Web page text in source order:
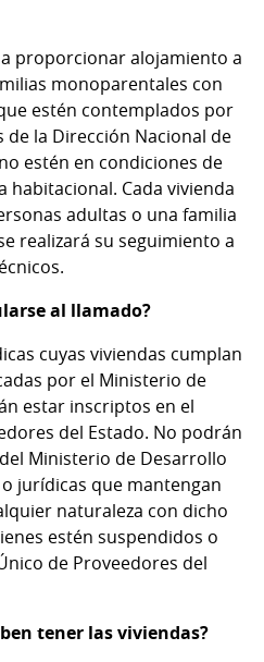
proporcionar alojamiento a
monoparentales con
estén contemplados por
la Dirección Nacional de
estén en condiciones de
Cada vivienda
adultas o una familia
realizará su seguimiento a
al llamado?
cuyas viviendas cumplan
por el Ministerio de
estar inscriptos en el
del Estado. No podrán
Ministerio de Desarrollo
jurídicas que mantengan
naturaleza con dicho
estén suspendidos o
de Proveedores del
tener las viviendas?